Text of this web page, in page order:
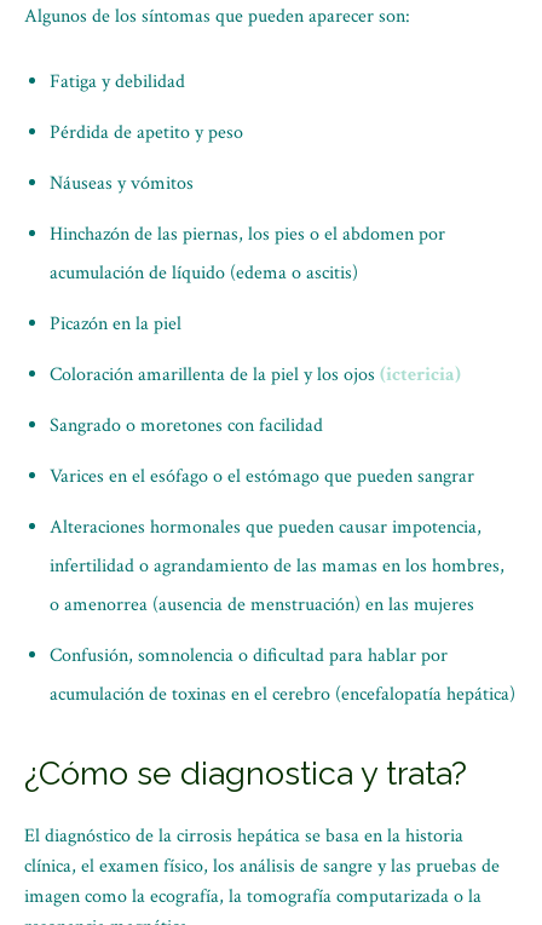
Algunos de los síntomas que pueden aparecer son:
Fatiga y debilidad
Pérdida de apetito y peso
Náuseas y vómitos
Hinchazón de las piernas, los pies o el abdomen por
acumulación de líquido (edema o ascitis)
Picazón en la piel
Coloración amarillenta de la piel y los ojos (ictericia)
Sangrado o moretones con facilidad
Varices en el esófago o el estómago que pueden sangrar
Alteraciones hormonales que pueden causar impotencia,
infertilidad o agrandamiento de las mamas en los hombres,
o amenorrea (ausencia de menstruación) en las mujeres
Confusión, somnolencia o dificultad para hablar por
acumulación de toxinas en el cerebro (encefalopatía hepática)
¿Cómo se diagnostica y trata?
El diagnóstico de la cirrosis hepática se basa en la historia
clínica, el examen físico, los análisis de sangre y las pruebas de
imagen como la ecografía, la tomografía computarizada o la